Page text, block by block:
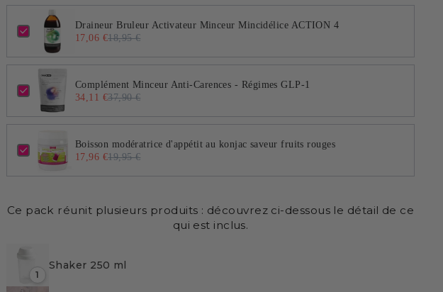
Use the Previous and Next buttons to navigate through product add-ons, or
Draineur Bruleur Activateur Minceur Mincidélice ACTION 4
17,06 €18,95 €
Complément Minceur Anti-Carences - Régimes GLP-1
34,11 €37,90 €
Boisson modératrice d'appétit au konjac saveur fruits rouges
17,96 €19,95 €
Ce pack réunit plusieurs produits : découvrez ci-dessous le détail de ce
qui est inclus.
1
Shaker 250 ml